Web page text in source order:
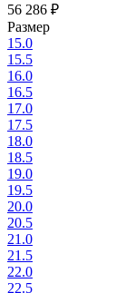
56 286 ₽
Размер
15.0
15.5
16.0
16.5
17.0
17.5
18.0
18.5
19.0
19.5
20.0
20.5
21.0
21.5
22.0
22.5